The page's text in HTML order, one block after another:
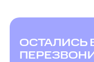
ОСТАЛИСЬ